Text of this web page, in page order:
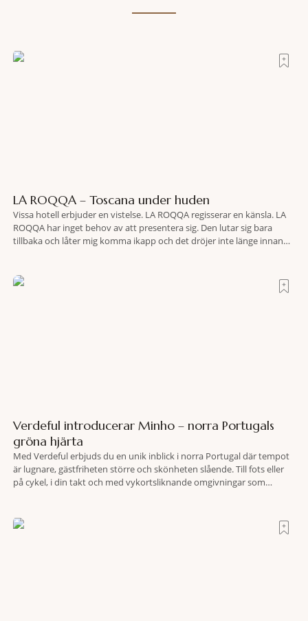
LA ROQQA – Toscana under huden
Vissa hotell erbjuder en vistelse. LA ROQQA regisserar en känsla. LA
ROQQA har inget behov av att presentera sig. Den lutar sig bara
tillbaka och låter mig komma ikapp och det dröjer inte länge innan
Verdeful introducerar Minho – norra Portugals
gröna hjärta
Med Verdeful erbjuds du en unik inblick i norra Portugal där tempot
är lugnare, gästfriheten större och skönheten slående. Till fots eller
på cykel, i din takt och med vykortsliknande omgivningar som
travel när det